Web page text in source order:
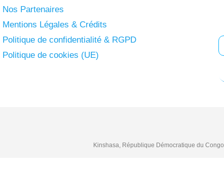
Nos Partenaires
Mentions Légales & Crédits
Politique de confidentialité & RGPD
Politique de cookies (UE)
Kinshasa, République Démocratique du Congo